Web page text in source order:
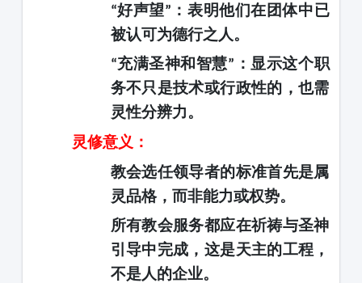
“好声望” ：表明他们在团体中已
被认可为德行之人。
“充满圣神和智慧” ：显示这个职
务不只是技术或行政性的，也需
灵性分辨力。
灵修意义：
教会选任领导者的标准首先是属
灵品格，而非能力或权势。
所有教会服务都应在祈祷与圣神
引导中完成，这是天主的工程，
不是人的企业。